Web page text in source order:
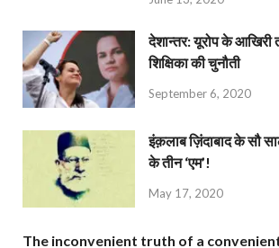
देशान्‍तर: यूरोप के आखिरी
शिक्षिका की चुनौती
September 6, 2020
इंक़लाब ज़िंदाबाद के सौ
के तीन ‘एम’!
May 17, 2020
The inconvenient truth of a